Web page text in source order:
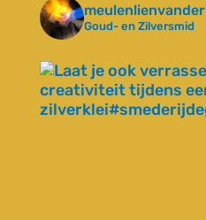
meulenlienvander
Goud- en Zilversmid